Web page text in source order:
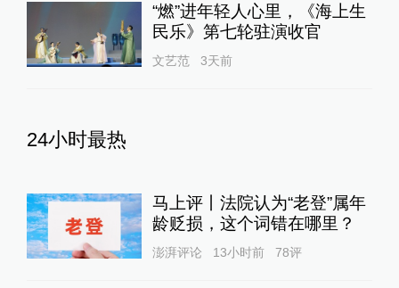
“燃”进年轻人心里，《海上生
民乐》第七轮驻演收官
文艺范 3天前
24小时最热
马上评丨法院认为“老登”属年
龄贬损，这个词错在哪里？
澎湃评论 13小时前 78评